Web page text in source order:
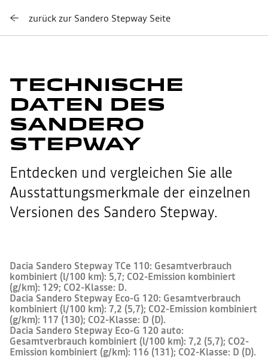
zurück zur Sandero Stepway Seite
TECHNISCHE
DATEN DES
SANDERO
STEPWAY
Entdecken und vergleichen Sie alle
Ausstattungsmerkmale der einzelnen
Versionen des Sandero Stepway.
Dacia Sandero Stepway TCe 110: Gesamtverbrauch
kombiniert (l/100 km): 5,7; CO2-Emission kombiniert
(g/km): 129; CO2-Klasse: D.
Dacia Sandero Stepway Eco-G 120: Gesamtverbrauch
kombiniert (l/100 km): 7,2 (5,7); CO2-Emission kombiniert
(g/km): 117 (130); CO2-Klasse: D (D).
Dacia Sandero Stepway Eco-G 120 auto:
Gesamtverbrauch kombiniert (l/100 km): 7,2 (5,7); CO2-
Emission kombiniert (g/km): 116 (131); CO2-Klasse: D (D).